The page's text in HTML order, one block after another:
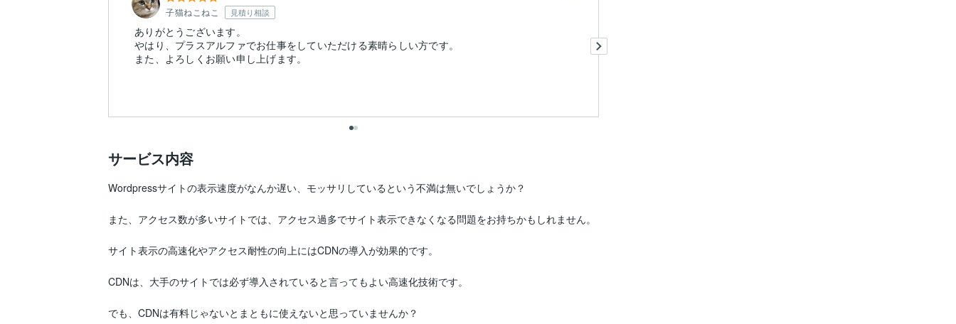
子猫ねこねこ 見積り相談
ありがとうございます。
やはり、プラスアルファでお仕事をしていただける素晴らしい方です。
また、よろしくお願い申し上げます。
サービス内容
Wordpressサイトの表示速度がなんか遅い、モッサリしているという不満は無いでしょうか？
また、アクセス数が多いサイトでは、アクセス過多でサイト表示できなくなる問題をお持ちかもしれません。
サイト表示の高速化やアクセス耐性の向上にはCDNの導入が効果的です。
CDNは、大手のサイトでは必ず導入されていると言ってもよい高速化技術です。
でも、CDNは有料じゃないとまともに使えないと思っていませんか？